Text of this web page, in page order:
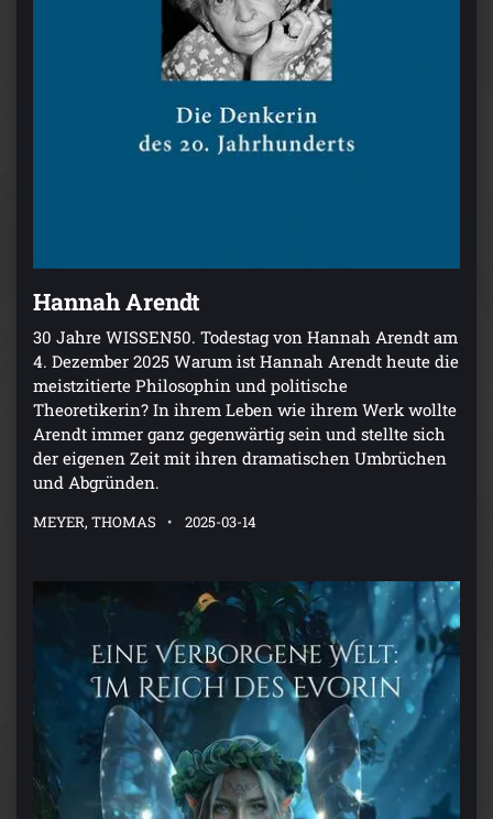
Hannah Arendt
30 Jahre WISSEN50. Todestag von Hannah Arendt am
4. Dezember 2025 Warum ist Hannah Arendt heute die
meistzitierte Philosophin und politische
Theoretikerin? In ihrem Leben wie ihrem Werk wollte
Arendt immer ganz gegenwärtig sein und stellte sich
der eigenen Zeit mit ihren dramatischen Umbrüchen
und Abgründen.
MEYER, THOMAS 2025-03-14